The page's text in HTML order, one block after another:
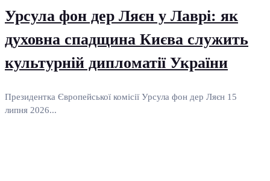
Урсула фон дер Ляєн у Лаврі: як
духовна спадщина Києва служить
культурній дипломатії України
Президентка Європейської комісії Урсула фон дер Ляєн 15
липня 2026...